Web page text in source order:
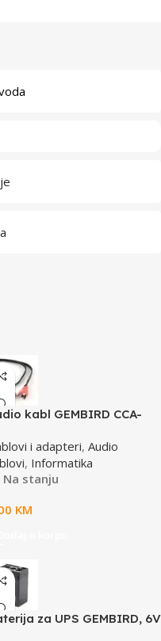
kabl GEMBIRD CCA-
1,5m
i adapteri, Audio
, Informatika
Na stanju
KM
za UPS GEMBIRD, 6V